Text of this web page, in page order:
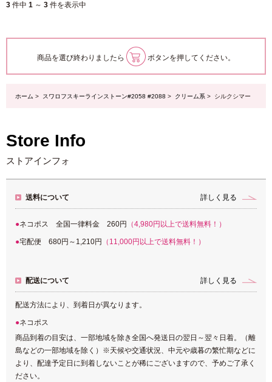
3 件中 1 ～ 3 件を表示中
商品を選び終わりましたら ボタンを押してください。
ホーム > スワロフスキーラインストーン#2058 #2088 > クリーム系 > シルクシマー
Store Info
ストアインフォ
送料について 詳しく見る
ネコポス 全国一律料金 260円 （4,980円以上で送料無料！）
宅配便 680円～1,210円 （11,000円以上で送料無料！）
配送について 詳しく見る
配送方法により、到着日が異なります。
ネコポス
商品到着の目安は、一部地域を除き全国へ発送日の翌日～翌々日着。（離
島などの一部地域を除く）※天候や交通状況、中元や歳暮の繁忙期などに
より、配達予定日に到着しないことが稀にございますので、予めご了承く
ださい。